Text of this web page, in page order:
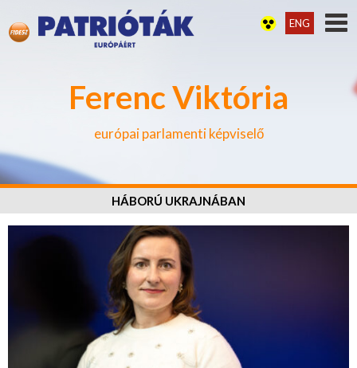
Ferenc Viktória
európai parlamenti képviselő
ENG
HÁBORÚ UKRAJNÁBAN